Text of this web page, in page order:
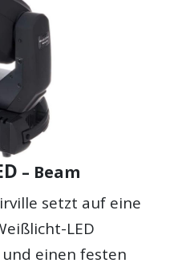
– Beam
setzt auf eine
LED
und einen festen